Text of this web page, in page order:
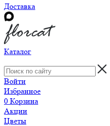
Доставка
Каталог
Войти
Избранное
0 Корзина
Акции
Цветы